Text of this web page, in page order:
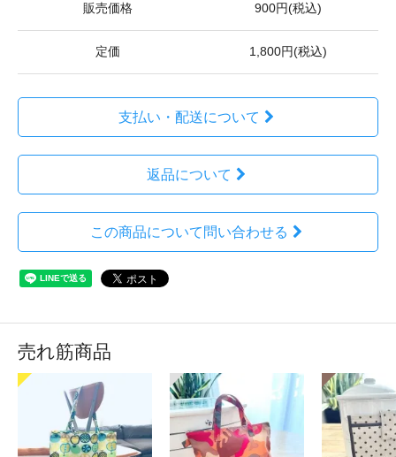
販売価格 900円(税込)
定価 1,800円(税込)
支払い・配送について
返品について
この商品について問い合わせる
売れ筋商品